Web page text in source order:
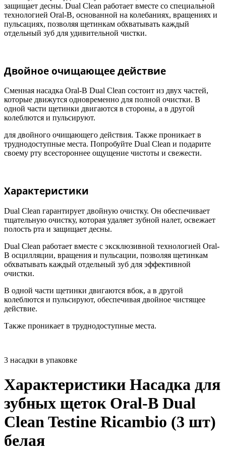
защищает десны. Dual Clean работает вместе со специальной
технологией Oral-B, основанной на колебаниях, вращениях и
пульсациях, позволяя щетинкам обхватывать каждый
отдельный зуб для удивительной чистки.
Двойное очищающее действие
Сменная насадка Oral-B Dual Clean состоит из двух частей,
которые движутся одновременно для полной очистки. В
одной части щетинки двигаются в стороны, а в другой
колеблются и пульсируют.
для двойного очищающего действия. Также проникает в
труднодоступные места. Попробуйте Dual Clean и подарите
своему рту всестороннее ощущение чистоты и свежести.
Характеристики
Dual Clean гарантирует двойную очистку. Он обеспечивает
тщательную очистку, которая удаляет зубной налет, освежает
полость рта и защищает десны.
Dual Clean работает вместе с эксклюзивной технологией Oral-
B осцилляции, вращения и пульсации, позволяя щетинкам
обхватывать каждый отдельный зуб для эффективной
очистки.
В одной части щетинки двигаются вбок, а в другой
колеблются и пульсируют, обеспечивая двойное чистящее
действие.
Также проникает в труднодоступные места.
3 насадки в упаковке
Характеристики Насадка для
зубных щеток Oral-B Dual
Clean Testine Ricambio (3 шт)
белая